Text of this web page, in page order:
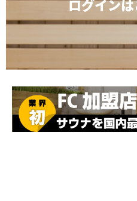
ログインは